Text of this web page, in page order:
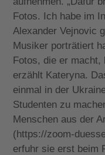
Fotos. Ich habe im
Alexander Vejnovic
Musiker porträtiert
Fotos, die er macht,
erzählt Kateryna.
einmal in der
Studenten zu
Menschen aus der
(https://zoom-
erfuhr sie erst beim